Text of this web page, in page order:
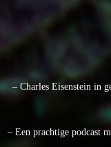
– Charles Eisenstein in
– Een prachtige podcast